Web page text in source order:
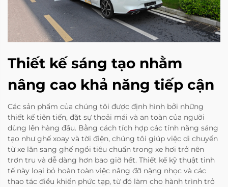
Thiết kế sáng tạo nhằm
nâng cao khả năng tiếp cận
Các sản phẩm của chúng tôi được định hình bởi những
thiết kế tiên tiến, đặt sự thoải mái và an toàn của người
dùng lên hàng đầu. Bằng cách tích hợp các tính năng sáng
tạo như ghế xoay và tời điện, chúng tôi giúp việc di chuyển
từ xe lăn sang ghế ngồi tiêu chuẩn trong xe hơi trở nên
trơn tru và dễ dàng hơn bao giờ hết. Thiết kế kỹ thuật tinh
tế này loại bỏ hoàn toàn việc nâng đỡ nặng nhọc và các
thao tác điều khiển phức tạp, từ đó làm cho hành trình trở